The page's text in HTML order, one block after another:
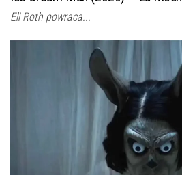
Eli Roth powraca...